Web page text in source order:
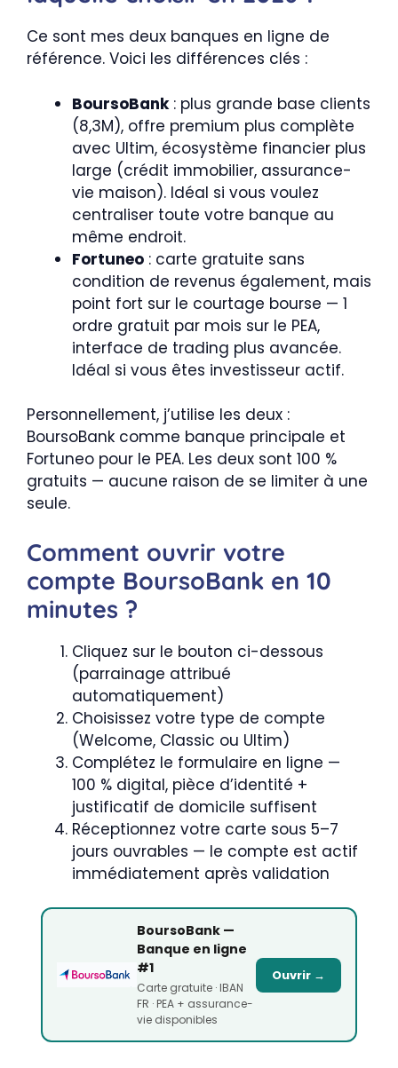
Ce sont mes deux banques en ligne de
référence. Voici les différences clés :
BoursoBank: plus grande base clients
(8,3M), offre premium plus complète
avec Ultim, écosystème financier plus
large (crédit immobilier, assurance-
vie maison). Idéal si vous voulez
centraliser toute votre banque au
même endroit.
Fortuneo : carte gratuite sans
condition de revenus également, mais
point fort sur le courtage bourse — 1
ordre gratuit par mois sur le PEA,
interface de trading plus avancée.
Idéal si vous êtes investisseur actif.
Personnellement, j’utilise les deux :
BoursoBank comme banque principale et
Fortuneo pour le PEA. Les deux sont 100 %
gratuits — aucune raison de se limiter à une
seule.
Comment ouvrir votre
compte BoursoBank en 10
minutes ?
Cliquez sur le bouton ci-dessous
(parrainage attribué
automatiquement)
Choisissez votre type de compte
(Welcome, Classic ou Ultim)
Complétez le formulaire en ligne —
100 % digital, pièce d’identité +
justificatif de domicile suffisent
Réceptionnez votre carte sous 5–7
jours ouvrables — le compte est actif
immédiatement après validation
BoursoBank —
Banque en ligne
#1
Carte gratuite · IBAN
FR · PEA + assurance-
vie disponibles
Ouvrir →